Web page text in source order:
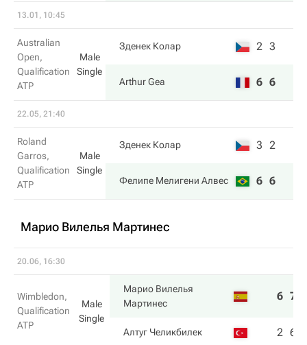
13.01, 10:45
Australian
Open,
Qualification
ATP
Male
Single
Зденек Колар 2 3
Arthur Gea 6 6
22.05, 21:40
Roland
Garros,
Qualification
ATP
Male
Single
Зденек Колар 3 2
Фелипе Мелигени Алвес 6 6
Марио Вилелья Мартинес
20.06, 16:30
Wimbledon,
Qualification
ATP
Male
Single
Марио Вилелья
Мартинес
6 7
Алтуг Челикбилек 2 6